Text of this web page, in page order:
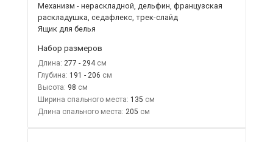
Механизм - нераскладной, дельфин, французская
раскладушка, седафлекс, трек-слайд
Ящик для белья
Набор размеров
Длина: 277 - 294
Глубина: 191 - 206
Высота: 98
Ширина спального места: 135
Длина спального места: 205